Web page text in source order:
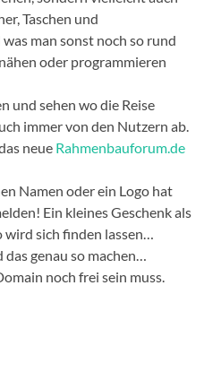
Taschen und
man sonst noch so rund
oder programmieren
und sehen wo die Reise
immer von den Nutzern ab.
neue Rahmenbauforum.de
Namen oder ein Logo hat
Ein kleines Geschenk als
sich finden lassen…
genau so machen…
noch frei sein muss.